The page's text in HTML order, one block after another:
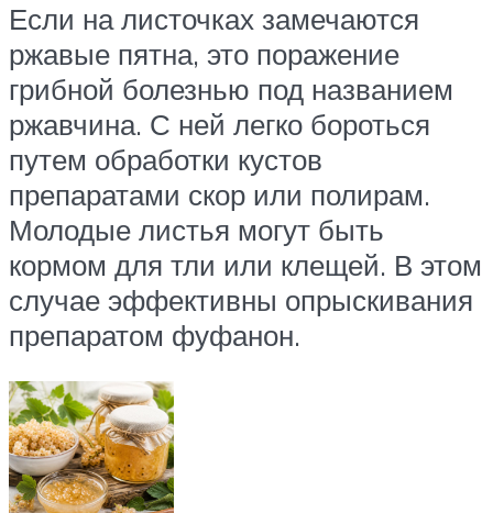
Если на листочках замечаются
ржавые пятна, это поражение
грибной болезнью под названием
ржавчина. С ней легко бороться
путем обработки кустов
препаратами скор или полирам.
Молодые листья могут быть
кормом для тли или клещей. В этом
случае эффективны опрыскивания
препаратом фуфанон.